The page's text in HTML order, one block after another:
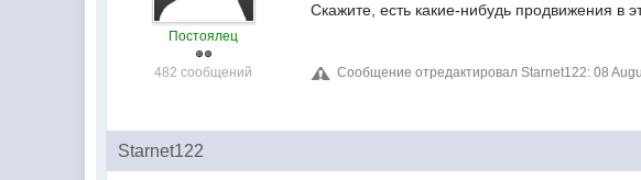
Постоялец
482 сообщений
Скажите, есть какие-нибудь продвижения в
Сообщение отредактировал Starnet122: 08
Starnet122